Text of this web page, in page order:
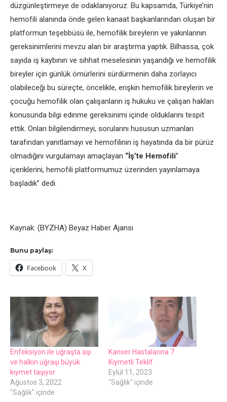
düzgünleştirmeye de odaklanıyoruz. Bu kapsamda, Türkiye’nin
hemofili alanında önde gelen kanaat başkanlarından oluşan bir
platformun teşebbüsü ile, hemofilik bireylerin ve yakınlarının
gereksinimlerini mevzu alan bir araştırma yaptık. Bilhassa, çok
sayıda iş kaybının ve sıhhat meselesinin yaşandığı ve hemofilik
bireyler için günlük ömürlerini sürdürmenin daha zorlayıcı
olabileceği bu süreçte, öncelikle, erişkin hemofilik bireylerin ve
çocuğu hemofilik olan çalışanların iş hukuku ve çalışan hakları
konusunda bilgi edinme gereksinimi içinde olduklarını tespit
ettik. Onları bilgilendirmeyi, sorularını hususun uzmanları
tarafından yanıtlamayı ve hemofilinin iş hayatında da bir pürüz
olmadığını vurgulamayı amaçlayan “İş’te Hemofili”
içeriklerini, hemofili platformumuz üzerinden yayınlamaya
başladık” dedi.
Kaynak: (BYZHA) Beyaz Haber Ajansı
Bunu paylaş:
Facebook X
Enfeksiyon ile uğraşta aşı
ve halkın uğraşı büyük
kıymet taşıyor
Ağustos 3, 2022
"Sağlık" içinde
Kanser Hastalarına 7
Kıymetli Teklif
Eylül 11, 2023
"Sağlık" içinde